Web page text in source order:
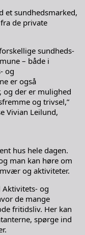
et sundhedsmarked,
de private
sundheds-
– både i
og
er også
der er mulighed
og trivsel,”
Vivian Leilund,
hus hele dagen.
man kan høre om
og aktiviteter.
Aktivitets- og
de mange
fritidsliv. Her kan
spørge ind